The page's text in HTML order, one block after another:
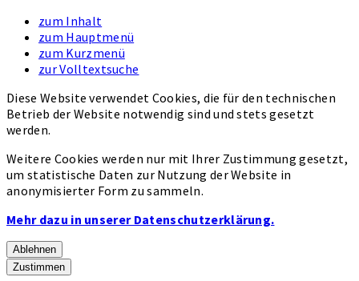
zum Inhalt
zum Hauptmenü
zum Kurzmenü
zur Volltextsuche
Diese Website verwendet Cookies, die für den technischen
Betrieb der Website notwendig sind und stets gesetzt
werden.
Weitere Cookies werden nur mit Ihrer Zustimmung gesetzt,
um statistische Daten zur Nutzung der Website in
anonymisierter Form zu sammeln.
Mehr dazu in unserer Datenschutzerklärung.
Ablehnen
Zustimmen